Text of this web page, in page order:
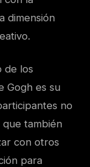
dimensión
de los
Gogh es su
no
también
con otros
para